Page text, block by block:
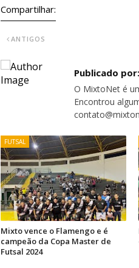
Compartilhar:
ANTIGOS
Publicado
O MixtoNet é
Encontrou
FUTSAL
Mixto vence o Flamengo e é
campeão da Copa Master de
Futsal 2024